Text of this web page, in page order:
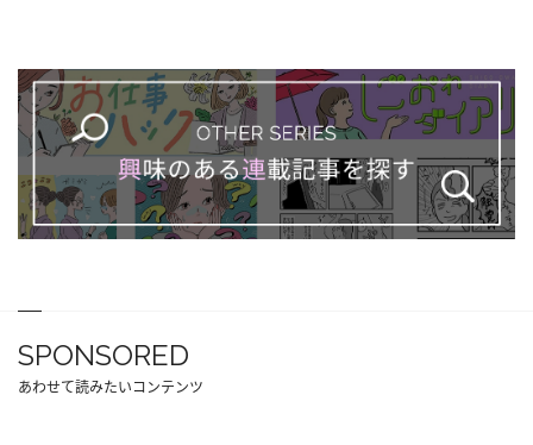
SPONSORED
あわせて読みたいコンテンツ